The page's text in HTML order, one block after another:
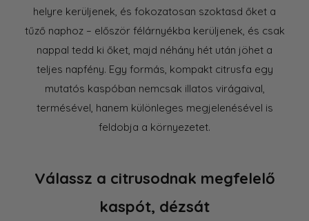
helyre kerüljenek, és fokozatosan szoktasd őket a
tűző naphoz – először félárnyékba kerüljenek, és csak
nappal tedd ki őket, majd néhány hét után jöhet a
teljes napfény. Egy formás, kompakt citrusfa egy
mutatós kaspóban nemcsak illatos virágaival,
termésével, hanem különleges megjelenésével is
feldobja a környezetet.
Válassz a citrusodnak megfelelő
kaspót, dézsát